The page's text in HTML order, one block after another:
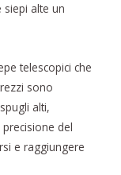
siepi alte un
telescopici che
sono
alti,
del
e raggiungere